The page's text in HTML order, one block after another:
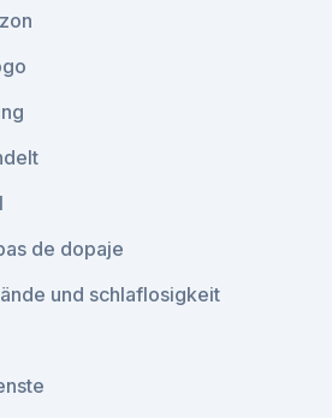
de dopaje
und schlaflosigkeit